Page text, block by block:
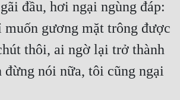
đầu, hơi ngại ngùng đáp:
gương mặt trông được
thôi, ai ngờ lại trở thành
đừng nói nữa, tôi cũng ngại